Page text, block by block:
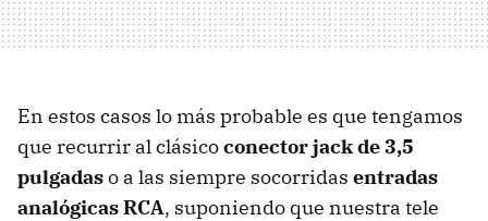
En estos casos lo más probable es que tengamos
que recurrir al clásicoconector jack de 3,5
pulgadaso a las siempre socorridas entradas
analógicas RCA, suponiendo que nuestra tele